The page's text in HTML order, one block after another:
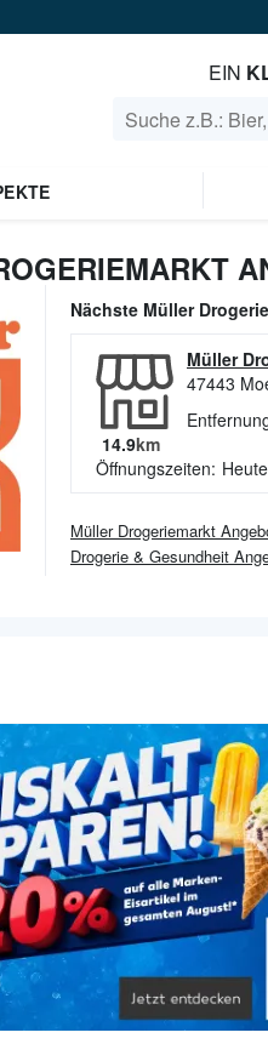
EIN
Nächste Müller
Müller
47443
14.9km
Öffnungszeiten:
Müller Drogeriemarkt
Drogerie & Gesundheit